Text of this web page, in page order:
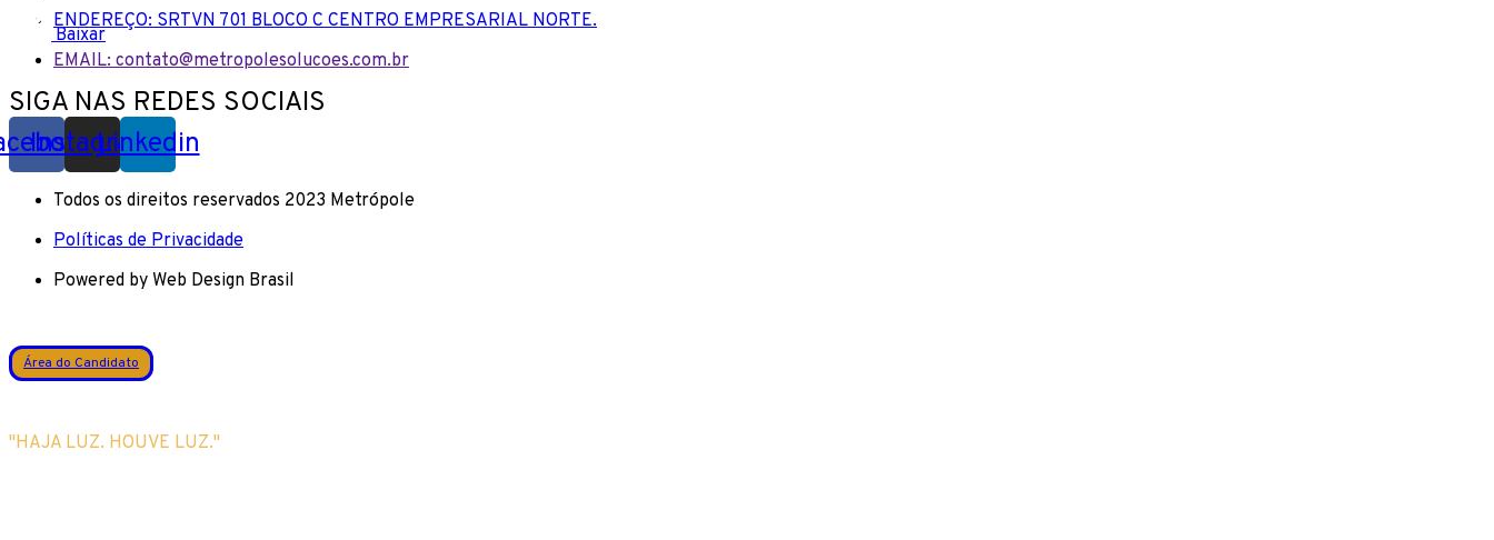
ENDEREÇO: SRTVN 701 BLOCO C CENTRO EMPRESARIAL NORTE.
EMAIL: contato@metropolesolucoes.com.br
SIGA NAS REDES SOCIAIS
Instagram
Linkedin
Todos os direitos reservados 2023 Metrópole
Políticas de Privacidade
Powered by Web Design Brasil
Área do Candidato
"HAJA LUZ. HOUVE LUZ."
Baixar